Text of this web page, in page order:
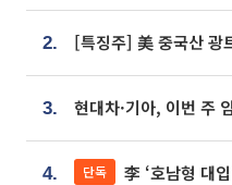
2.
3.
4. 단독 李 ‘호남형 대입’ 제안에